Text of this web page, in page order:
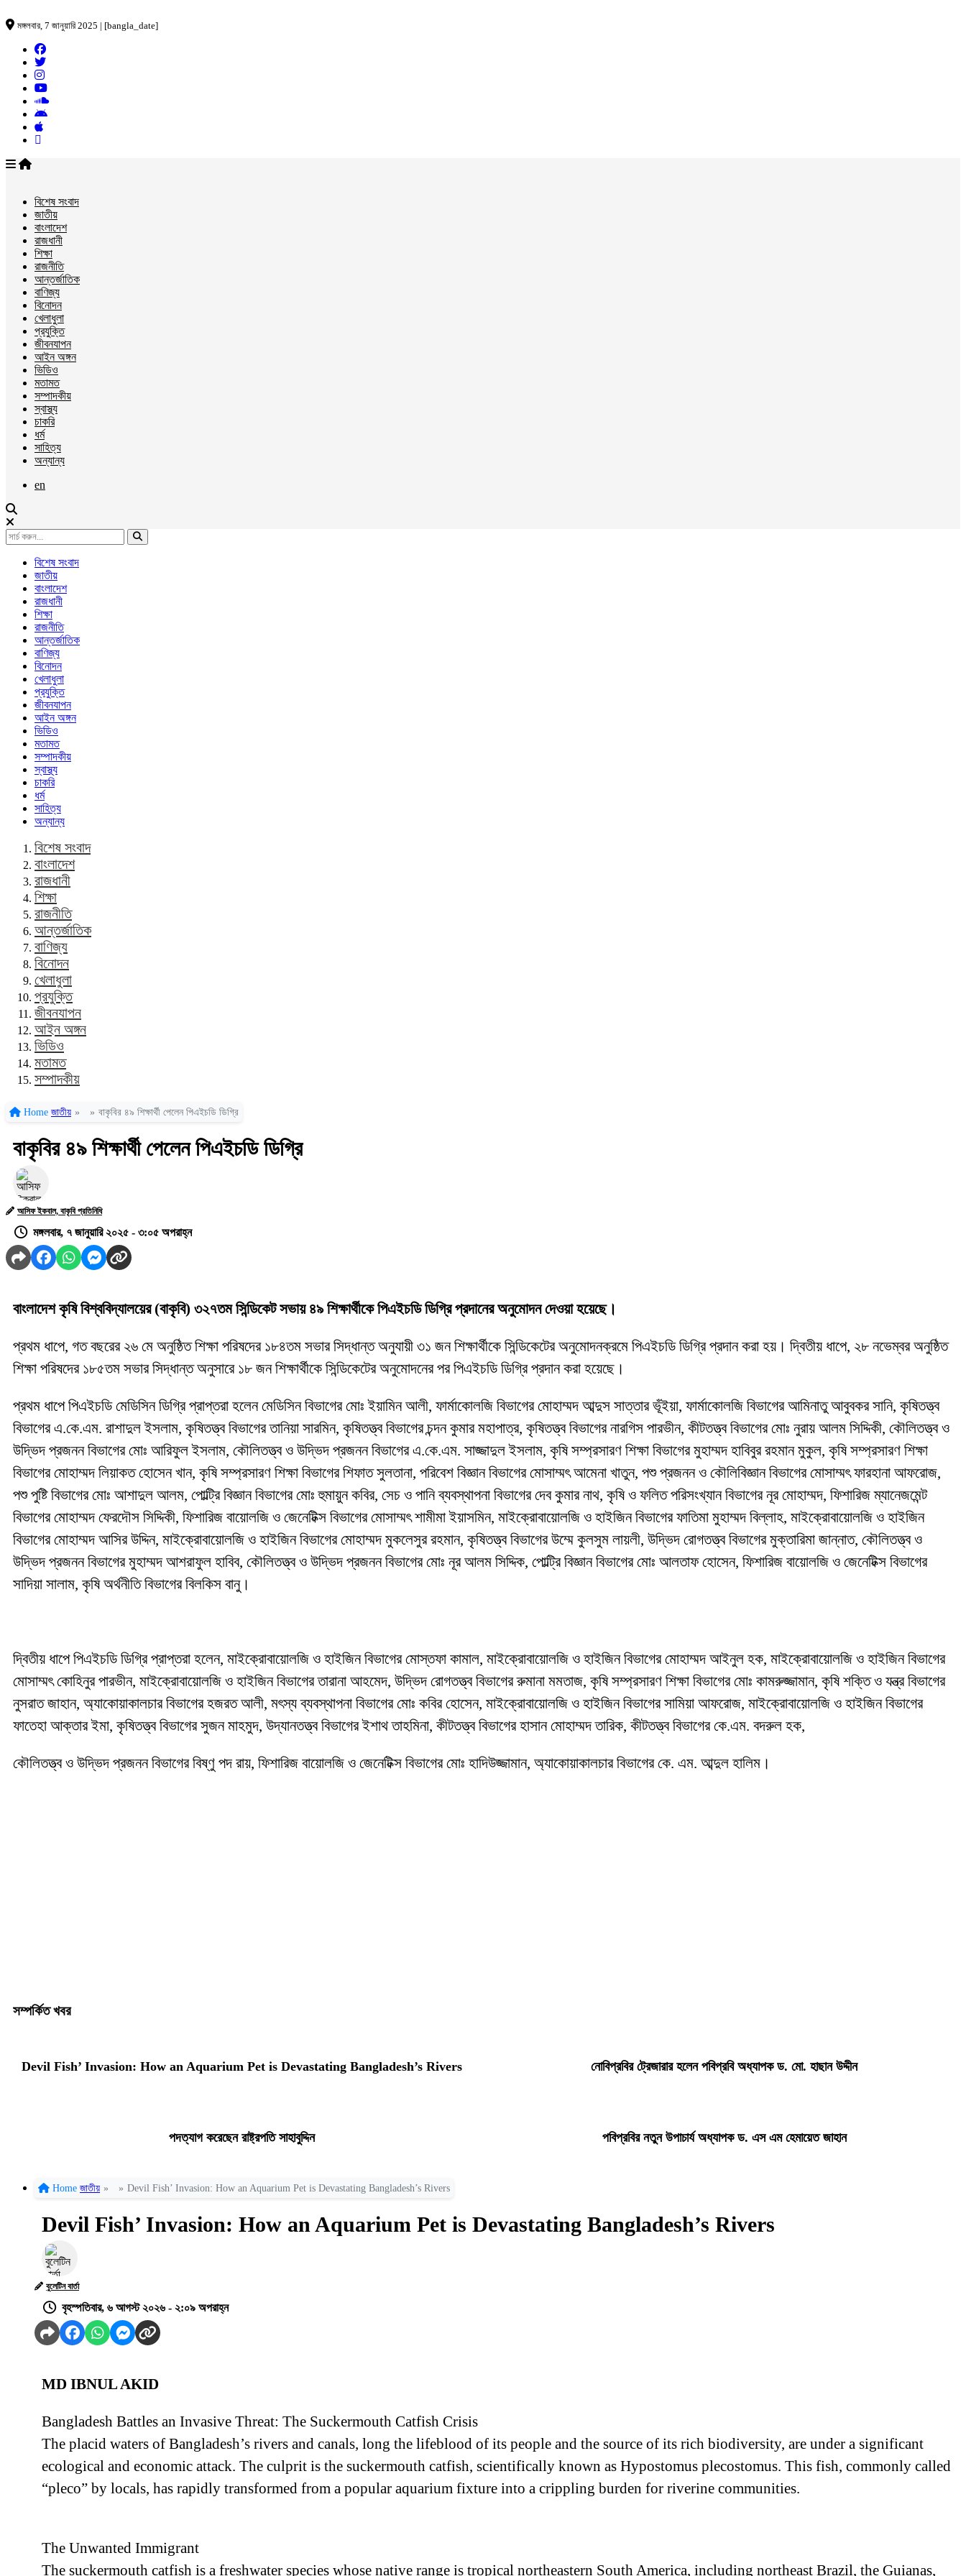
মঙ্গলবার, 7 জানুয়ারি 2025 | [bangla_date]
বিশেষ সংবাদ
জাতীয়
বাংলাদেশ
রাজধানী
শিক্ষা
রাজনীতি
আন্তর্জাতিক
বাণিজ্য
বিনোদন
খেলাধুলা
প্রযুক্তি
জীবনযাপন
আইন অঙ্গন
ভিডিও
মতামত
সম্পাদকীয়
স্বাস্থ্য
চাকরি
ধর্ম
সাহিত্য
অন্যান্য
en
বিশেষ সংবাদ
জাতীয়
বাংলাদেশ
রাজধানী
শিক্ষা
রাজনীতি
আন্তর্জাতিক
বাণিজ্য
বিনোদন
খেলাধুলা
প্রযুক্তি
জীবনযাপন
আইন অঙ্গন
ভিডিও
মতামত
সম্পাদকীয়
স্বাস্থ্য
চাকরি
ধর্ম
সাহিত্য
অন্যান্য
বিশেষ সংবাদ
বাংলাদেশ
রাজধানী
শিক্ষা
রাজনীতি
আন্তর্জাতিক
বাণিজ্য
বিনোদন
খেলাধুলা
প্রযুক্তি
জীবনযাপন
আইন অঙ্গন
ভিডিও
মতামত
সম্পাদকীয়
Home জাতীয় » » বাকৃবির ৪৯ শিক্ষার্থী পেলেন পিএইচডি ডিগ্রি
বাকৃবির ৪৯ শিক্ষার্থী পেলেন পিএইচডি ডিগ্রি
আসিফ ইকবাল, বাকৃবি প্রতিনিধি
মঙ্গলবার, ৭ জানুয়ারি ২০২৫ - ৩:০৫ অপরাহ্ন
বাংলাদেশ কৃষি বিশ্ববিদ্যালয়ের (বাকৃবি) ৩২৭তম সিন্ডিকেট সভায় ৪৯ শিক্ষার্থীকে পিএইচডি ডিগ্রি প্রদানের অনুমোদন দেওয়া হয়েছে।
প্রথম ধাপে, গত বছরের ২৬ মে অনুষ্ঠিত শিক্ষা পরিষদের ১৮৪তম সভার সিদ্ধান্ত অনুযায়ী ৩১ জন শিক্ষার্থীকে সিন্ডিকেটের অনুমোদনক্রমে পিএইচডি ডিগ্রি প্রদান করা হয়। দ্বিতীয় ধাপে, ২৮ নভেম্বর অনুষ্ঠিত
শিক্ষা পরিষদের ১৮৫তম সভার সিদ্ধান্ত অনুসারে ১৮ জন শিক্ষার্থীকে সিন্ডিকেটের অনুমোদনের পর পিএইচডি ডিগ্রি প্রদান করা হয়েছে।
প্রথম ধাপে পিএইচডি মেডিসিন ডিগ্রি প্রাপ্তরা হলেন মেডিসিন বিভাগের মোঃ ইয়ামিন আলী, ফার্মাকোলজি বিভাগের মোহাম্মদ আব্দুস সাত্তার ভূঁইয়া, ফার্মাকোলজি বিভাগের আমিনাতু আবুবকর সানি, কৃষিতত্ত্ব
বিভাগের এ.কে.এম. রাশাদুল ইসলাম, কৃষিতত্ত্ব বিভাগের তানিয়া সারমিন, কৃষিতত্ত্ব বিভাগের চন্দন কুমার মহাপাত্র, কৃষিতত্ত্ব বিভাগের নারগিস পারভীন, কীটতত্ত্ব বিভাগের মোঃ নুরায় আলম সিদ্দিকী, কৌলিতত্ত্ব ও
উদ্ভিদ প্রজনন বিভাগের মোঃ আরিফুল ইসলাম, কৌলিতত্ত্ব ও উদ্ভিদ প্রজনন বিভাগের এ.কে.এম. সাজ্জাদুল ইসলাম, কৃষি সম্প্রসারণ শিক্ষা বিভাগের মুহাম্মদ হাবিবুর রহমান মুকুল, কৃষি সম্প্রসারণ শিক্ষা
বিভাগের মোহাম্মদ লিয়াকত হোসেন খান, কৃষি সম্প্রসারণ শিক্ষা বিভাগের শিফাত সুলতানা, পরিবেশ বিজ্ঞান বিভাগের মোসাম্মৎ আমেনা খাতুন, পশু প্রজনন ও কৌলিবিজ্ঞান বিভাগের মোসাম্মৎ ফারহানা আফরোজ,
পশু পুষ্টি বিভাগের মোঃ আশাদুল আলম, পোল্ট্রি বিজ্ঞান বিভাগের মোঃ হুমায়ুন কবির, সেচ ও পানি ব্যবস্থাপনা বিভাগের দেব কুমার নাথ, কৃষি ও ফলিত পরিসংখ্যান বিভাগের নূর মোহাম্মদ, ফিশারিজ ম্যানেজমেন্ট
বিভাগের মোহাম্মদ ফেরদৌস সিদ্দিকী, ফিশারিজ বায়োলজি ও জেনেটিক্স বিভাগের মোসাম্মৎ শামীমা ইয়াসমিন, মাইক্রোবায়োলজি ও হাইজিন বিভাগের ফাতিমা মুহাম্মদ বিল্লাহ, মাইক্রোবায়োলজি ও হাইজিন
বিভাগের মোহাম্মদ আসির উদ্দিন, মাইক্রোবায়োলজি ও হাইজিন বিভাগের মোহাম্মদ মুকলেসুর রহমান, কৃষিতত্ত্ব বিভাগের উম্মে কুলসুম লায়লী, উদ্ভিদ রোগতত্ত্ব বিভাগের মুক্তারিমা জান্নাত, কৌলিতত্ত্ব ও
উদ্ভিদ প্রজনন বিভাগের মুহাম্মদ আশরাফুল হাবিব, কৌলিতত্ত্ব ও উদ্ভিদ প্রজনন বিভাগের মোঃ নূর আলম সিদ্দিক, পোল্ট্রি বিজ্ঞান বিভাগের মোঃ আলতাফ হোসেন, ফিশারিজ বায়োলজি ও জেনেটিক্স বিভাগের
সাদিয়া সালাম, কৃষি অর্থনীতি বিভাগের বিলকিস বানু।
দ্বিতীয় ধাপে পিএইচডি ডিগ্রি প্রাপ্তরা হলেন, মাইক্রোবায়োলজি ও হাইজিন বিভাগের মোস্তফা কামাল, মাইক্রোবায়োলজি ও হাইজিন বিভাগের মোহাম্মদ আইনুল হক, মাইক্রোবায়োলজি ও হাইজিন বিভাগের
মোসাম্মৎ কোহিনুর পারভীন, মাইক্রোবায়োলজি ও হাইজিন বিভাগের তারানা আহমেদ, উদ্ভিদ রোগতত্ত্ব বিভাগের রুমানা মমতাজ, কৃষি সম্প্রসারণ শিক্ষা বিভাগের মোঃ কামরুজ্জামান, কৃষি শক্তি ও যন্ত্র বিভাগের
নুসরাত জাহান, অ্যাকোয়াকালচার বিভাগের হজরত আলী, মৎস্য ব্যবস্থাপনা বিভাগের মোঃ কবির হোসেন, মাইক্রোবায়োলজি ও হাইজিন বিভাগের সামিয়া আফরোজ, মাইক্রোবায়োলজি ও হাইজিন বিভাগের
ফাতেহা আক্তার ইমা, কৃষিতত্ত্ব বিভাগের সুজন মাহমুদ, উদ্যানতত্ত্ব বিভাগের ইশাথ তাহমিনা, কীটতত্ত্ব বিভাগের হাসান মোহাম্মদ তারিক, কীটতত্ত্ব বিভাগের কে.এম. বদরুল হক,
কৌলিতত্ত্ব ও উদ্ভিদ প্রজনন বিভাগের বিষ্ণু পদ রায়, ফিশারিজ বায়োলজি ও জেনেটিক্স বিভাগের মোঃ হাদিউজ্জামান, অ্যাকোয়াকালচার বিভাগের কে. এম. আব্দুল হালিম।
সম্পর্কিত খবর
Devil Fish’ Invasion: How an Aquarium Pet is Devastating Bangladesh’s Rivers নোবিপ্রবির ট্রেজারার হলেন পবিপ্রবি অধ্যাপক ড. মো. হাছান উদ্দীন
পদত্যাগ করেছেন রাষ্ট্রপতি সাহাবুদ্দিন পবিপ্রবির নতুন উপাচার্য অধ্যাপক ড. এস এম হেমায়েত জাহান
Home জাতীয় » » Devil Fish’ Invasion: How an Aquarium Pet is Devastating Bangladesh’s Rivers
Devil Fish’ Invasion: How an Aquarium Pet is Devastating Bangladesh’s Rivers
বুলেটিন বার্তা
বৃহস্পতিবার, ৬ আগস্ট ২০২৬ - ২:০৯ অপরাহ্ন
MD IBNUL AKID
Bangladesh Battles an Invasive Threat: The Suckermouth Catfish Crisis
The placid waters of Bangladesh’s rivers and canals, long the lifeblood of its people and the source of its rich biodiversity, are under a significant
ecological and economic attack. The culprit is the suckermouth catfish, scientifically known as Hypostomus plecostomus. This fish, commonly called
“pleco” by locals, has rapidly transformed from a popular aquarium fixture into a crippling burden for riverine communities.
The Unwanted Immigrant
The suckermouth catfish is a freshwater species whose native range is tropical northeastern South America, including northeast Brazil, the Guianas,